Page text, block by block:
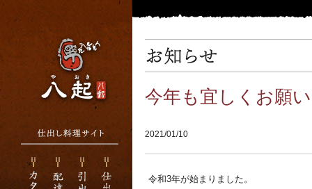
今年も宜しくお願
2021/01/10
令和3年が始まりました。